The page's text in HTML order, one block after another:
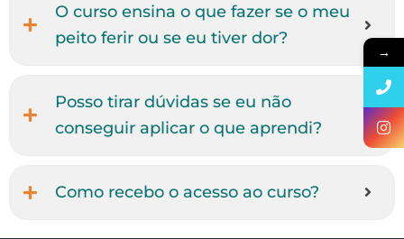
O curso ensina o que fazer se o meu
peito ferir ou se eu tiver dor?
Posso tirar dúvidas se eu não
conseguir aplicar o que aprendi?
Como recebo o acesso ao curso?
→